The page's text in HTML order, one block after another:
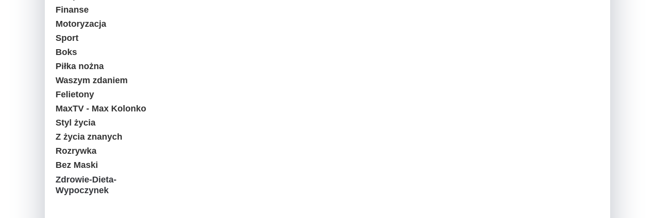
Finanse
Motoryzacja
Sport
Boks
Piłka nożna
Waszym zdaniem
Felietony
MaxTV - Max Kolonko
Styl życia
Z życia znanych
Rozrywka
Bez Maski
Zdrowie-Dieta-
Wypoczynek